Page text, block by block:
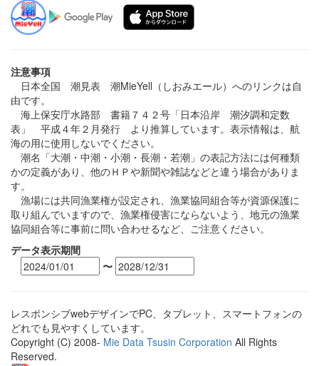
注意事項
日本全国 潮見表 潮MieYell（しおみエール）へのリンクは自
由です。
海上保安庁水路部 書籍７４２号「日本沿岸 潮汐調和定数
表」 平成４年２月発行 より推算しています。表示情報は、航
海の用に使用しないでください。
潮名「大潮・中潮・小潮・長潮・若潮」の表記方法には何種類
かの定義があり、他のＨＰや新聞や雑誌などと違う場合がありま
す。
漁場には共同漁業権が設定され、漁業協同組合等が資源保護に
取り組んでいますので、漁業権侵害にならないよう、地元の漁業
協同組合等に事前に問い合わせるなど、ご注意ください。
データ表示期間
〜
レスポンシブwebデザインでPC、タブレット、スマートフォンの
どれでも見やすくしています。
Copyright (C) 2008- Mie Data Tsusin Corporation All Rights
Reserved.